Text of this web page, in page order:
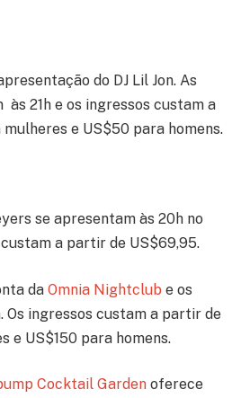
do DJ Lil Jon. As
21h e os ingressos custam a
e US$50 para homens.
se apresentam às 20h no
custam a partir de US$69,95.
da Omnia Nightclub e os
Os ingressos custam a partir de
e US$150 para homens.
Cocktail Garden oferece